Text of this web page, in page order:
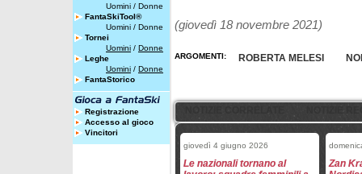
Uomini / Donne
FantaSkiTool®
Uomini / Donne
Tornei
Uomini / Donne
Leghe
Uomini / Donne
FantaStorico
Registrazione
Accesso al gioco
Vincitori
(giovedì 18 novembre 2021)
ARGOMENTI: ROBERTA MELESI
giovedì 4 giugno 2026
Le nazionali tornano al
Zan